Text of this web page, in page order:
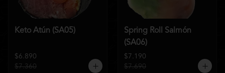
Keto Atún (SA05)
$6.890
$7.360
Spring Roll Salmón
(SA06)
$7.190
$7.690